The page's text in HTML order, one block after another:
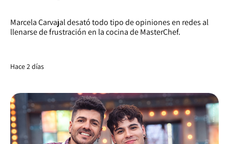
Marcela Carvajal desató todo tipo de opiniones en redes al
llenarse de frustración en la cocina de MasterChef.
Hace 2 días